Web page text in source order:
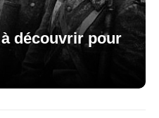
découvrir pour